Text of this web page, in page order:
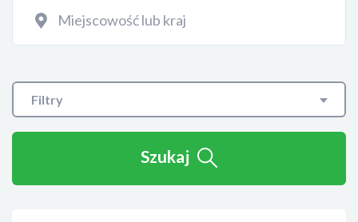
Filtry
Szukaj